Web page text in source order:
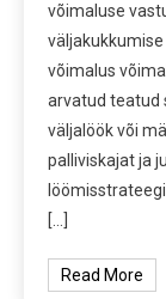
võimaluse
võimalus
arvatud teatud
väljalöök või
palliviskajat ja
[…]
Read More